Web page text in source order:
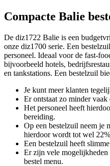
Compacte Balie
De diz1722 Balie is een
onze diz1700 serie. Een
personeel. Ideaal voor de fast-
bijvoorbeeld hotels,
en tankstations. Een bestelzuil
Je kunt meer klanten
Er ontstaat zo minder vaak
Het personeel heeft
bereiding.
Op een bestelzuil neem je
hierdoor wordt tot wel
Een bestelzuil heeft
Er zijn vele
bestel menu.